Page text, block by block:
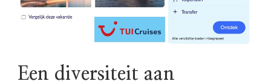
Een diversiteit aan